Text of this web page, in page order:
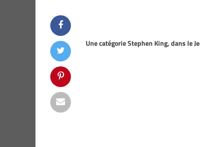
Une catégorie Stephen King, dans le